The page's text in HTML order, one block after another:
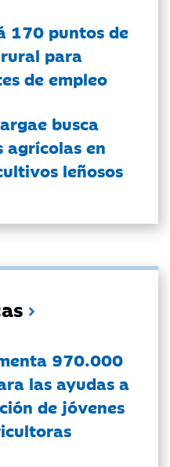
170 puntos de
para
de empleo
busca
en
leñosos
970.000
las ayudas a
de jóvenes